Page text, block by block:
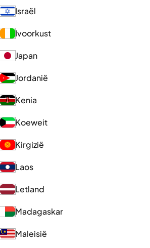
Israël
Ivoorkust
Japan
Jordanië
Kenia
Koeweit
Kirgizië
Laos
Letland
Madagaskar
Maleisië